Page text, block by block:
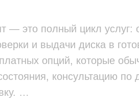
что диск
это полный цикл услуг:
и выдачи диска в
опций, которые
консультацию по